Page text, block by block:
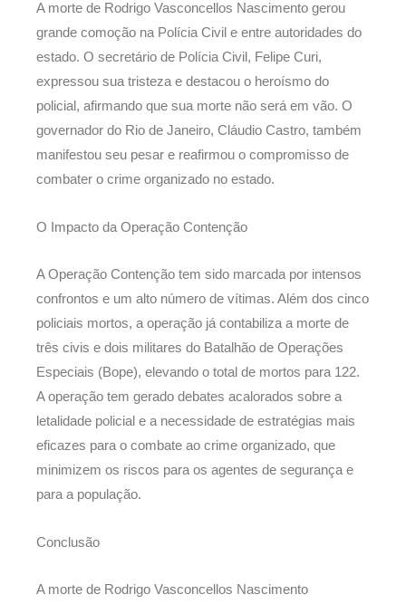
A morte de Rodrigo Vasconcellos Nascimento gerou
grande comoção na Polícia Civil e entre autoridades do
estado. O secretário de Polícia Civil, Felipe Curi,
expressou sua tristeza e destacou o heroísmo do
policial, afirmando que sua morte não será em vão. O
governador do Rio de Janeiro, Cláudio Castro, também
manifestou seu pesar e reafirmou o compromisso de
combater o crime organizado no estado.
O Impacto da Operação Contenção
A Operação Contenção tem sido marcada por intensos
confrontos e um alto número de vítimas. Além dos cinco
policiais mortos, a operação já contabiliza a morte de
três civis e dois militares do Batalhão de Operações
Especiais (Bope), elevando o total de mortos para 122.
A operação tem gerado debates acalorados sobre a
letalidade policial e a necessidade de estratégias mais
eficazes para o combate ao crime organizado, que
minimizem os riscos para os agentes de segurança e
para a população.
Conclusão
A morte de Rodrigo Vasconcellos Nascimento